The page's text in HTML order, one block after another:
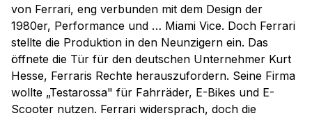
von Ferrari, eng verbunden mit dem Design der
1980er, Performance und … Miami Vice. Doch Ferrari
stellte die Produktion in den Neunzigern ein. Das
öffnete die Tür für den deutschen Unternehmer Kurt
Hesse, Ferraris Rechte herauszufordern. Seine Firma
wollte „Testarossa" für Fahrräder, E-Bikes und E-
Scooter nutzen. Ferrari widersprach, doch die